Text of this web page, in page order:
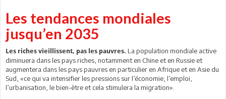
Les tendances mondiales
jusqu’en 2035
Les riches vieillissent, pas les pauvres. La population mondiale active
diminuera dans les pays riches, notamment en Chine et en Russie et
augmentera dans les pays pauvres en particulier en Afrique et en Asie du
Sud, «ce qui va intensifier les pressions sur l’économie, l’emploi,
l’urbanisation, le bien-être et cela stimulera la migration».